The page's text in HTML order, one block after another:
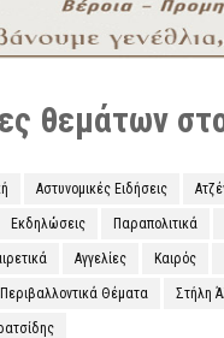
θεμάτων
Αστυνομικές Ειδήσεις
Εκδηλώσεις Παραπολιτικά
Αγγελίες Καιρός
Περιβαλλοντικά Θέματα Στήλη